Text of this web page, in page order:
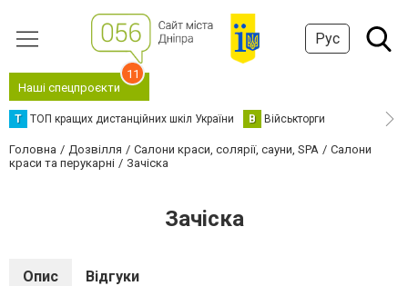
Рус
Наші спецпроєкти
11
Т ТОП кращих дистанційних шкіл України В Військторги
Головна Дозвілля Салони краси, солярії, сауни, SPA
Салони
краси та перукарні
Зачiска
Зачiска
Опис Відгуки